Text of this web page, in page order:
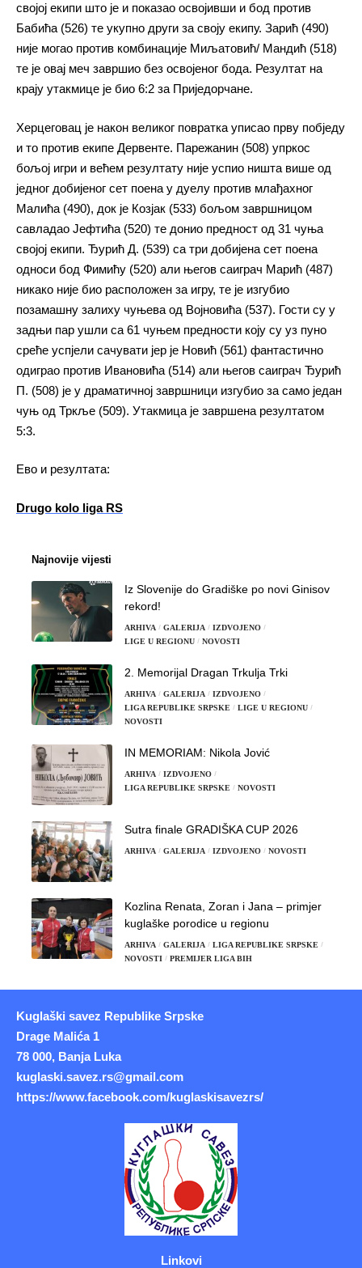
својој екипи што је и показао освојивши и бод против
Бабића (526) те укупно други за своју екипу. Зарић (490)
није могао против комбинације Миљатовић/ Мандић (518)
те је овај меч завршио без освојеног бода. Резултат на
крају утакмице је био 6:2 за Приједорчане.
Херцеговац је након великог повратка уписао прву побједу
и то против екипе Дервенте. Парежанин (508) упркос
бољој игри и већем резултату није успио ништа више од
једног добијеног сет поена у дуелу против млађахног
Малића (490), док је Козјак (533) бољом завршницом
савладао Јефтића (520) те донио предност од 31 чуња
својој екипи. Ђурић Д. (539) са три добијена сет поена
односи бод Фимићу (520) али његов саиграч Марић (487)
никако није био расположен за игру, те је изгубио
позамашну залиху чуњева од Војновића (537). Гости су у
задњи пар ушли са 61 чуњем предности коју су уз пуно
среће успјели сачувати јер је Новић (561) фантастично
одиграо против Ивановића (514) али његов саиграч Ђурић
П. (508) је у драматичној завршници изгубио за само један
чуњ од Тркље (509). Утакмица је завршена резултатом
5:3.
Eво и резултата:
Drugo kolo liga RS
Najnovije vijesti
Iz Slovenije do Gradiške po novi Ginisov
rekord!
ARHIVA GALERIJA
IZDVOJENO
LIGE U REGIONU
NOVOSTI
2. Memorijal Dragan Trkulja Trki
ARHIVA GALERIJA
IZDVOJENO
LIGA REPUBLIKE SRPSKE
LIGE U REGIONU
NOVOSTI
IN MEMORIAM: Nikola Jović
ARHIVA
IZDVOJENO
LIGA REPUBLIKE SRPSKE
NOVOSTI
Sutra finale GRADIŠKA CUP 2026
ARHIVA GALERIJA IZDVOJENO NOVOSTI
Kozlina Renata, Zoran i Jana – primjer
kuglaške porodice u regionu
ARHIVA GALERIJA
LIGA REPUBLIKE SRPSKE
NOVOSTI
PREMIJER LIGA BIH
Kuglaški savez Republike Srpske
Drage Malića 1
78 000, Banja Luka
kuglaski.savez.rs@gmail.com
https://www.facebook.com/kuglaskisavezrs/
Linkovi